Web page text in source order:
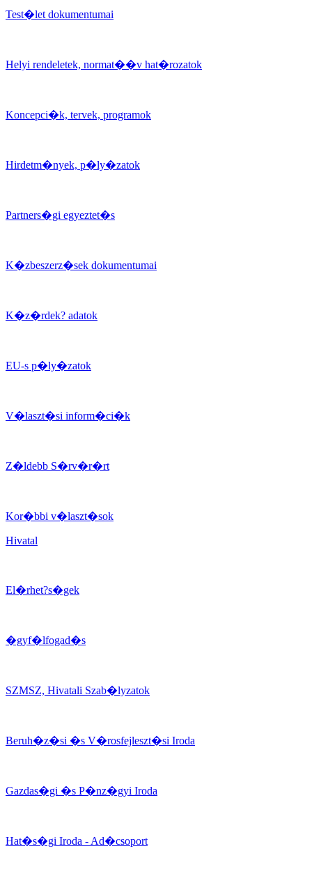
Test�let dokumentumai
Helyi rendeletek, normat��v hat�rozatok
Koncepci�k, tervek, programok
Hirdetm�nyek, p�ly�zatok
Partners�gi egyeztet�s
K�zbeszerz�sek dokumentumai
K�z�rdek? adatok
EU-s p�ly�zatok
V�laszt�si inform�ci�k
Z�ldebb S�rv�r�rt
Kor�bbi v�laszt�sok
Hivatal
El�rhet?s�gek
�gyf�lfogad�s
SZMSZ, Hivatali Szab�lyzatok
Beruh�z�si �s V�rosfejleszt�si Iroda
Gazdas�gi �s P�nz�gyi Iroda
Hat�s�gi Iroda - Ad�csoport